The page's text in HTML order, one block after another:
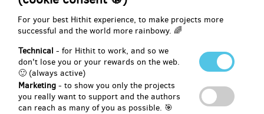
For your best Hithit experience, to make projects more
successful and the world more rainbowy. 🌈
Technical - for Hithit to work, and so we
don't lose you or your rewards on the web.
🙂 (always active)
Marketing - to show you only the projects
you really want to support and the authors
can reach as many of you as possible. 🎯
end
EUR 41.31
CZK 1,000)
Patron_ka fotografie